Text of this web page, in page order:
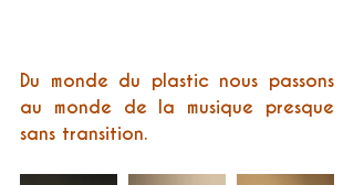
Du monde du plastic nous passons
au monde de la musique presque
sans transition.